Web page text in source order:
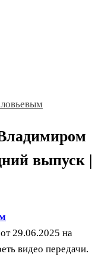
выпуск |
от 29.06.2025 на
видео передачи.